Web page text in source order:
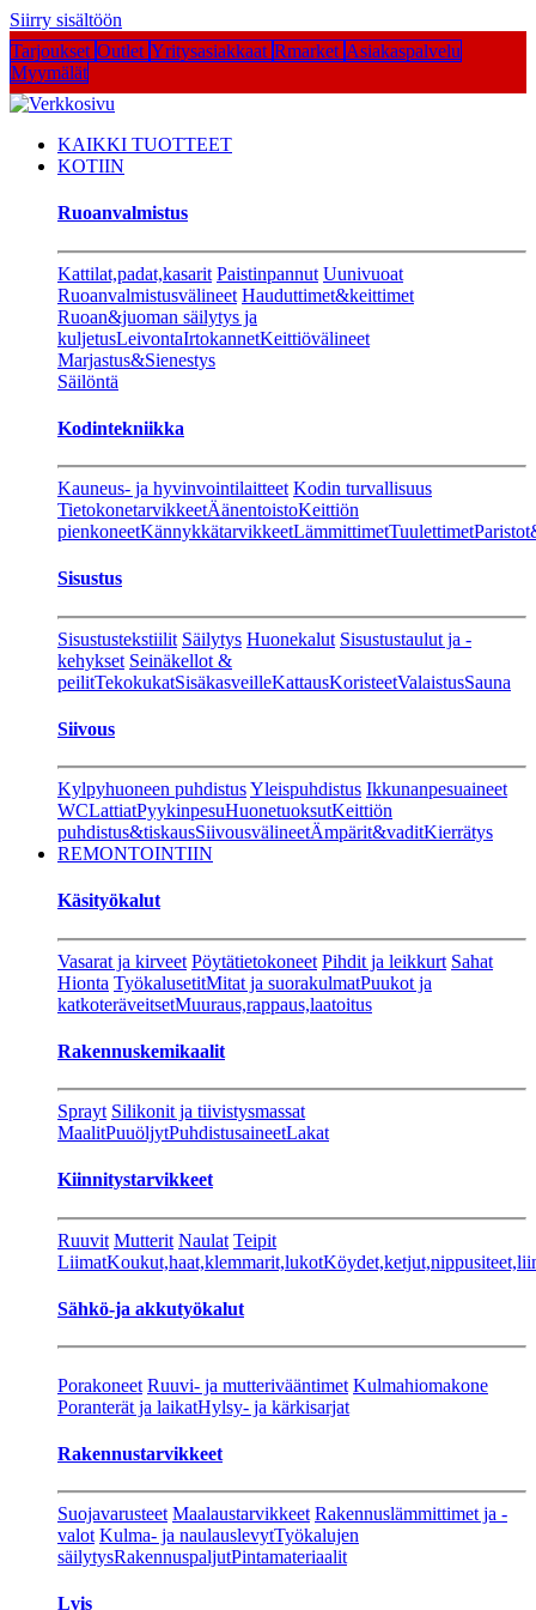
Siirry sisältöön
Tarjoukset Outlet Yritysasiakkaat Rmarket Asiakaspalvelu
Myymälät
KAIKKI TUOTTEET
KOTIIN
Ruoanvalmistus
Kattilat,padat,kasarit Paistinpannut Uunivuoat
Ruoanvalmistusvälineet Hauduttimet&keittimet
Ruoan&juoman säilytys ja
kuljetusLeivontaIrtokannetKeittiövälineet
Marjastus&Sienestys
Säilöntä
Kodintekniikka
Kauneus- ja hyvinvointilaitteet Kodin turvallisuus
TietokonetarvikkeetÄänentoistoKeittiön
pienkoneetKännykkätarvikkeetLämmittimetTuulettimet
Sisustus
Sisustustekstiilit Säilytys Huonekalut Sisustustaulut ja -
kehykset Seinäkellot &
peilitTekokukatSisäkasveilleKattausKoristeetValaistusSauna
Siivous
Kylpyhuoneen puhdistusYleispuhdistus Ikkunanpesuaineet
WCLattiatPyykinpesuHuonetuoksutKeittiön
puhdistus&tiskausSiivousvälineetÄmpärit&vaditKierrätys
REMONTOINTIIN
Käsityökalut
Vasarat ja kirveet Pöytätietokoneet Pihdit ja leikkurt Sahat
Hionta TyökalusetitMitat ja suorakulmatPuukot ja
katkoteräveitsetMuuraus,rappaus,laatoitus
Rakennuskemikaalit
Sprayt Silikonit ja tiivistysmassat
MaalitPuuöljytPuhdistusaineetLakat
Kiinnitystarvikkeet
Ruuvit Mutterit Naulat Teipit
LiimatKoukut,haat,klemmarit,lukot
Sähkö-ja akkutyökalut
Porakoneet Ruuvi- ja mutterivääntimet Kulmahiomakone
Poranterät ja laikatHylsy- ja kärkisarjat
Rakennustarvikkeet
Suojavarusteet Maalaustarvikkeet Rakennuslämmittimet ja -
valot Kulma- ja naulauslevytTyökalujen
säilytysRakennuspaljutPintamateriaalit
Lvis